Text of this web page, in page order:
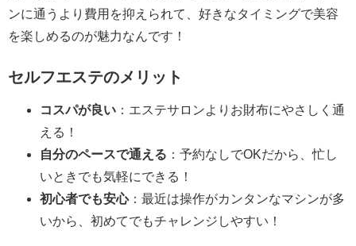
ンに通うより費用を抑えられて、好きなタイミングで美容
を楽しめるのが魅力なんです！
セルフエステのメリット
コスパが良い ：エステサロンよりお財布にやさしく通
える！
自分のペースで通える ：予約なしでOKだから、忙し
いときでも気軽にできる！
初心者でも安心：最近は操作がカンタンなマシンが多
いから、初めてでもチャレンジしやすい！